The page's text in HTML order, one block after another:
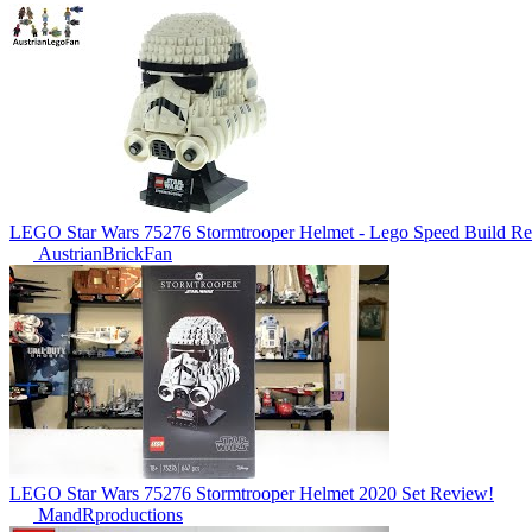
LEGO Star Wars 75276 Stormtrooper Helmet - Lego Speed Build
AustrianBrickFan
LEGO Star Wars 75276 Stormtrooper Helmet 2020 Set Review!
MandRproductions